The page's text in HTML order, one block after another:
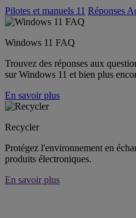
Pilotes et manuels 11 Réponses
Windows 11 FAQ
Trouvez des réponses aux
sur Windows 11 et bien plus
En savoir plus
Recycler
Protégez l'environnement en
produits électroniques.
En savoir plus